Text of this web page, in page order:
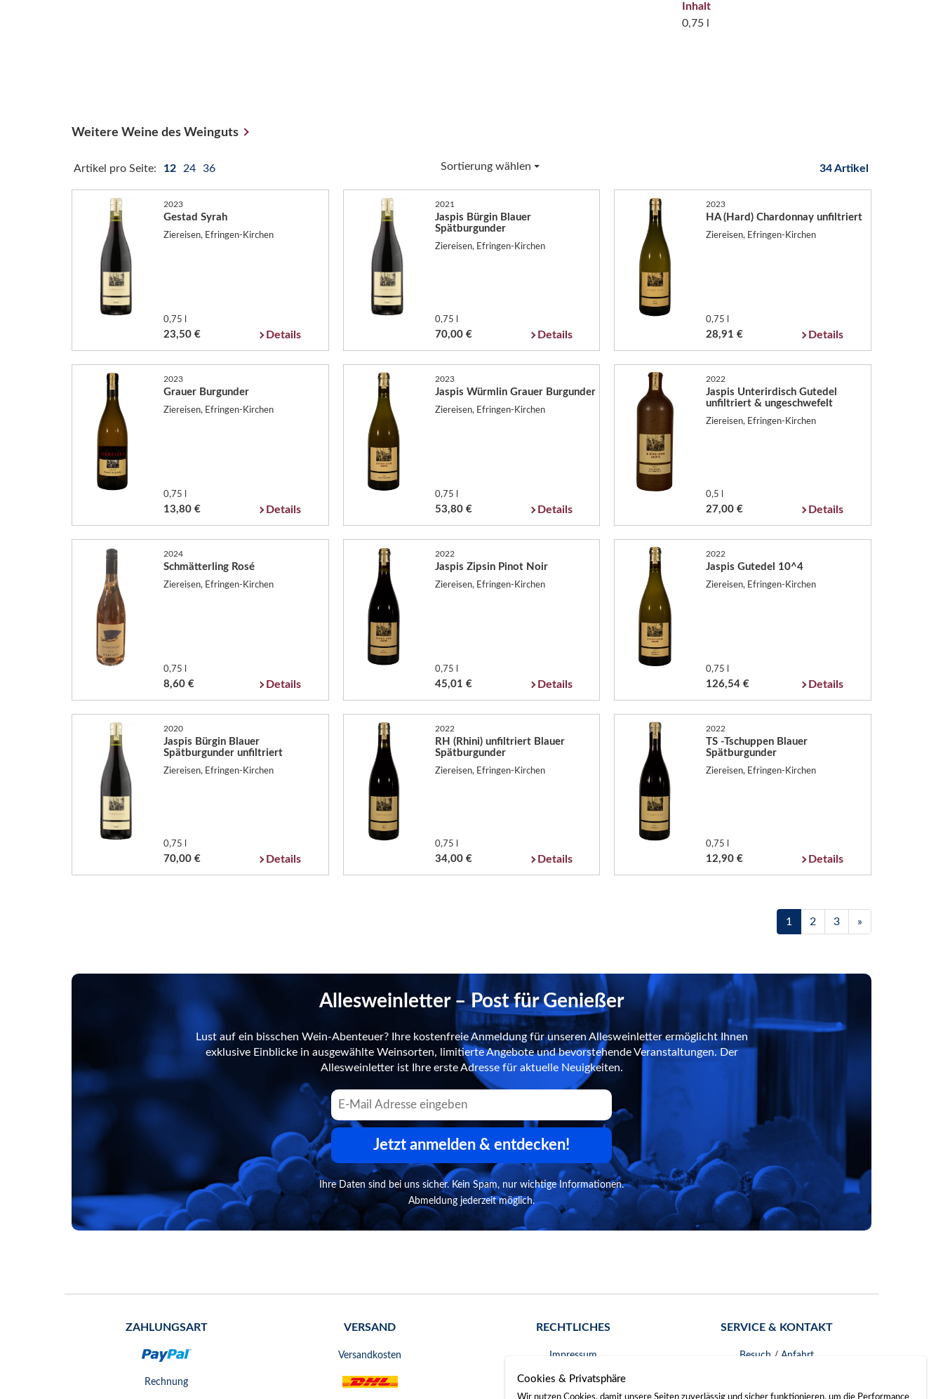
Inhalt
0,75 l
Weitere Weine des Weinguts
Artikel pro Seite: 12 24 36 Sortierung wählen 34 Artikel
2023
Gestad Syrah
Ziereisen, Efringen-Kirchen
0,75 l
23,50 € Details
2021
Jaspis Bürgin Blauer
Spätburgunder
Ziereisen, Efringen-Kirchen
0,75 l
70,00 € Details
2023
HA (Hard) Chardonnay unfiltriert
Ziereisen, Efringen-Kirchen
0,75 l
28,91 € Details
2023
Grauer Burgunder
Ziereisen, Efringen-Kirchen
0,75 l
13,80 € Details
2023
Jaspis Würmlin Grauer Burgunder
Ziereisen, Efringen-Kirchen
0,75 l
53,80 € Details
2022
Jaspis Unterirdisch Gutedel
unfiltriert & ungeschwefelt
Ziereisen, Efringen-Kirchen
0,5 l
27,00 € Details
2024
Schmätterling Rosé
Ziereisen, Efringen-Kirchen
0,75 l
8,60 € Details
2022
Jaspis Zipsin Pinot Noir
Ziereisen, Efringen-Kirchen
0,75 l
45,01 € Details
2022
Jaspis Gutedel 10^4
Ziereisen, Efringen-Kirchen
0,75 l
126,54 € Details
2020
Jaspis Bürgin Blauer
Spätburgunder unfiltriert
Ziereisen, Efringen-Kirchen
0,75 l
70,00 € Details
2022
RH (Rhini) unfiltriert Blauer
Spätburgunder
Ziereisen, Efringen-Kirchen
0,75 l
34,00 € Details
2022
TS -Tschuppen Blauer
Spätburgunder
Ziereisen, Efringen-Kirchen
0,75 l
12,90 € Details
1 2 3 »
Allesweinletter – Post für Genießer
Lust auf ein bisschen Wein-Abenteuer? Ihre kostenfreie Anmeldung für unseren Allesweinletter ermöglicht Ihnen
exklusive Einblicke in ausgewählte Weinsorten, limitierte Angebote und bevorstehende Veranstaltungen. Der
Allesweinletter ist Ihre erste Adresse für aktuelle Neuigkeiten.
Jetzt anmelden & entdecken!
Ihre Daten sind bei uns sicher. Kein Spam, nur wichtige Informationen.
Abmeldung jederzeit möglich.
ZAHLUNGSART
Rechnung
VERSAND
Versandkosten
RECHTLICHES
Impressum
AGB
SERVICE & KONTAKT
Besuch / Anfahrt
Cookies & Privatsphäre
Wir nutzen Cookies, damit unsere Seiten zuverlässig und sicher funktionieren, um die Performance